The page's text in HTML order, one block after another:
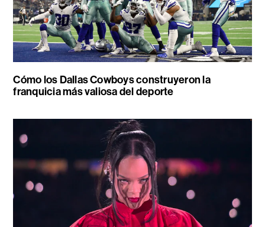
Cómo los Dallas Cowboys construyeron la
franquicia más valiosa del deporte